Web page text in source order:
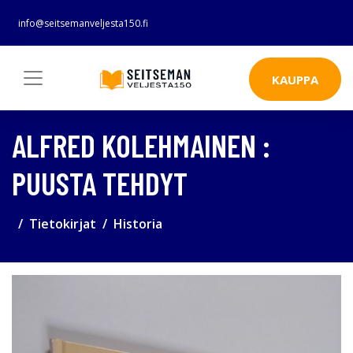
info@seitsemanveljesta150.fi
KAUPPA
ALFRED KOLEHMAINEN :
PUUSTA TEHDYT
Tietokirjat Historia